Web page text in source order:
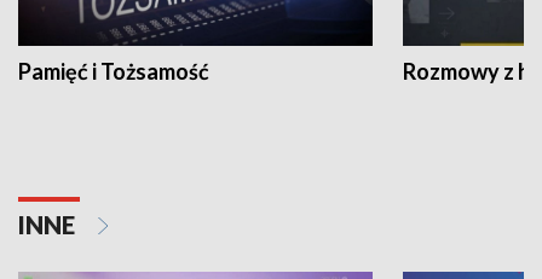
Pamięć i Tożsamość Rozmowy z
INNE